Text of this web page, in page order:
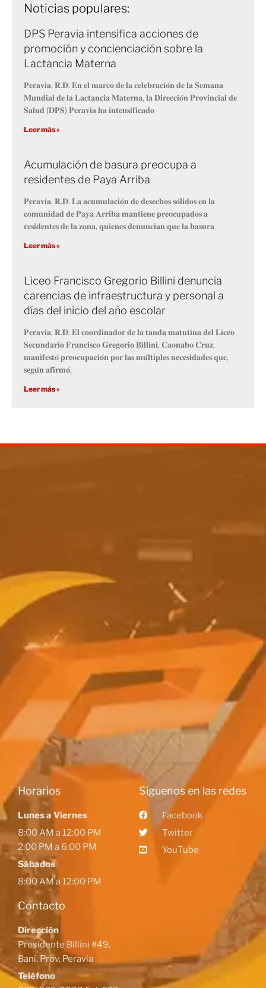
Noticias populares:
DPS Peravia intensifica acciones de
promoción y concienciación sobre la
Lactancia Materna
𝐏𝐞𝐫𝐚𝐯𝐢𝐚, 𝐑.𝐃. 𝐄𝐧 𝐞𝐥 𝐦𝐚𝐫𝐜𝐨 𝐝𝐞 𝐥𝐚 𝐜𝐞𝐥𝐞𝐛𝐫𝐚𝐜𝐢𝐨́𝐧 𝐝𝐞 𝐥𝐚 𝐒𝐞𝐦𝐚𝐧𝐚
𝐌𝐮𝐧𝐝𝐢𝐚𝐥 𝐝𝐞 𝐥𝐚 𝐋𝐚𝐜𝐭𝐚𝐧𝐜𝐢𝐚 𝐌𝐚𝐭𝐞𝐫𝐧𝐚, 𝐥𝐚 𝐃𝐢𝐫𝐞𝐜𝐜𝐢𝐨́𝐧 𝐏𝐫𝐨𝐯𝐢𝐧𝐜𝐢𝐚𝐥 𝐝𝐞
𝐒𝐚𝐥𝐮𝐝 (𝐃𝐏𝐒) 𝐏𝐞𝐫𝐚𝐯𝐢𝐚 𝐡𝐚 𝐢𝐧𝐭𝐞𝐧𝐬𝐢𝐟𝐢𝐜𝐚𝐝𝐨
Leer más »
Acumulación de basura preocupa a
residentes de Paya Arriba
𝐏𝐞𝐫𝐚𝐯𝐢𝐚, 𝐑.𝐃. 𝐋𝐚 𝐚𝐜𝐮𝐦𝐮𝐥𝐚𝐜𝐢𝐨́𝐧 𝐝𝐞 𝐝𝐞𝐬𝐞𝐜𝐡𝐨𝐬 𝐬𝐨́𝐥𝐢𝐝𝐨𝐬 𝐞𝐧 𝐥𝐚
𝐜𝐨𝐦𝐮𝐧𝐢𝐝𝐚𝐝 𝐝𝐞 𝐏𝐚𝐲𝐚 𝐀𝐫𝐫𝐢𝐛𝐚 𝐦𝐚𝐧𝐭𝐢𝐞𝐧𝐞 𝐩𝐫𝐞𝐨𝐜𝐮𝐩𝐚𝐝𝐨𝐬 𝐚
𝐫𝐞𝐬𝐢𝐝𝐞𝐧𝐭𝐞𝐬 𝐝𝐞 𝐥𝐚 𝐳𝐨𝐧𝐚, 𝐪𝐮𝐢𝐞𝐧𝐞𝐬 𝐝𝐞𝐧𝐮𝐧𝐜𝐢𝐚𝐧 𝐪𝐮𝐞 𝐥𝐚 𝐛𝐚𝐬𝐮𝐫𝐚
Leer más »
Liceo Francisco Gregorio Billini denuncia
carencias de infraestructura y personal a
días del inicio del año escolar
𝐏𝐞𝐫𝐚𝐯𝐢𝐚, 𝐑.𝐃. 𝐄𝐥 𝐜𝐨𝐨𝐫𝐝𝐢𝐧𝐚𝐝𝐨𝐫 𝐝𝐞 𝐥𝐚 𝐭𝐚𝐧𝐝𝐚 𝐦𝐚𝐭𝐮𝐭𝐢𝐧𝐚 𝐝𝐞𝐥 𝐋𝐢𝐜𝐞𝐨
𝐒𝐞𝐜𝐮𝐧𝐝𝐚𝐫𝐢𝐨 𝐅𝐫𝐚𝐧𝐜𝐢𝐬𝐜𝐨 𝐆𝐫𝐞𝐠𝐨𝐫𝐢𝐨 𝐁𝐢𝐥𝐥𝐢𝐧𝐢, 𝐂𝐚𝐨𝐧𝐚𝐛𝐨 𝐂𝐫𝐮𝐳,
𝐦𝐚𝐧𝐢𝐟𝐞𝐬𝐭𝐨́ 𝐩𝐫𝐞𝐨𝐜𝐮𝐩𝐚𝐜𝐢𝐨́𝐧 𝐩𝐨𝐫 𝐥𝐚𝐬 𝐦𝐮́𝐥𝐭𝐢𝐩𝐥𝐞𝐬 𝐧𝐞𝐜𝐞𝐬𝐢𝐝𝐚𝐝𝐞𝐬 𝐪𝐮𝐞,
𝐬𝐞𝐠𝐮́𝐧 𝐚𝐟𝐢𝐫𝐦𝐨́,
Leer más »
Horarios
Lunes a Viernes
8:00 AM a 12:00 PM
2:00 PM a 6:00 PM
Sábados
8:00 AM a 12:00 PM
Contacto
Dirección
Presidente Billini #49,
Baní, Prov. Peravia
Teléfono
Siguenos en las redes
Facebook
Twitter
YouTube